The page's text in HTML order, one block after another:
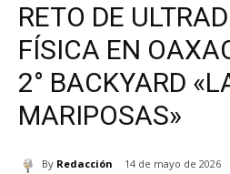
RETO DE
FÍSICA EN
2° BACKYARD
MARIPOSAS»
By Redacción 14 de mayo de 2026